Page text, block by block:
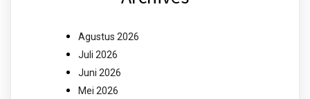
Agustus 2026
Juli 2026
Juni 2026
Mei 2026